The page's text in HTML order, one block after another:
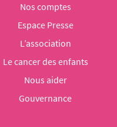
Nos comptes
Espace Presse
L’association
Le cancer des enfants
Nous aider
Gouvernance